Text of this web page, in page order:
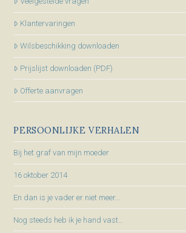
Klantervaringen
Wilsbeschikking downloaden
Prijslijst downloaden (PDF)
Offerte aanvragen
PERSOONLIJKE VERHALEN
Bij het graf van mijn moeder
16 oktober 2014
En dan is je vader er niet meer…
Nog steeds heb ik je hand vast…